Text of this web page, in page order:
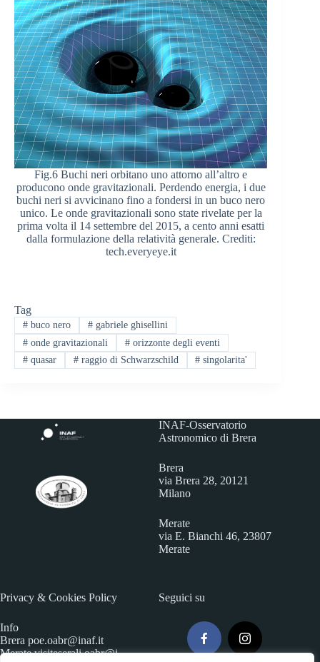
Fig.6 Buchi neri orbitano uno attorno all’altro e
producono onde gravitazionali. Perdendo energia, i due
buchi neri si avvicinano fino a fondersi in un buco nero
unico. Le onde gravitazionali sono state rivelate per la
prima volta il 14 settembre del 2015, a cento anni esatti
dalla formulazione della relatività generale. Crediti:
tech.everyeye.it
Tag
#buco nero #gabriele ghisellini
#onde gravitazionali #orizzonte degli eventi
#quasar #raggio di Schwarzschild # singolarita'
INAF-Osservatorio
Astronomico di Brera
Brera
via Brera 28, 20121
Milano
Merate
via E. Bianchi 46, 23807
Merate
Privacy & Cookies Policy
Info
Brera poe.oabr@inaf.it
Meratevisiteserali.oabr@i
Seguici su